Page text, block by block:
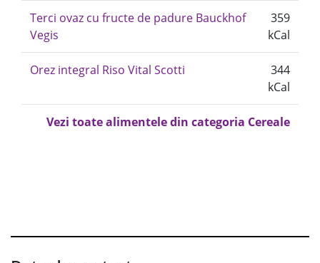
Terci ovaz cu fructe de padure Bauckhof
Vegis
359
kCal
Orez integral Riso Vital Scotti
344
kCal
Vezi toate alimentele din categoria Cereale